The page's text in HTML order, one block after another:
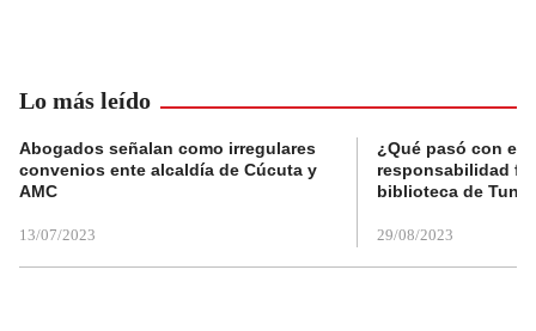
Lo más leído
Abogados señalan como irregulares
convenios ente alcaldía de Cúcuta y
AMC
13/07/2023
¿Qué pasó con el
responsabilidad
biblioteca de
29/08/2023